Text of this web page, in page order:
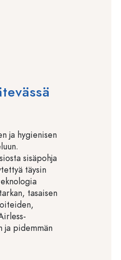
ja hygienisen
sisäpohja
täysin
tasaisen
ja pidemmän